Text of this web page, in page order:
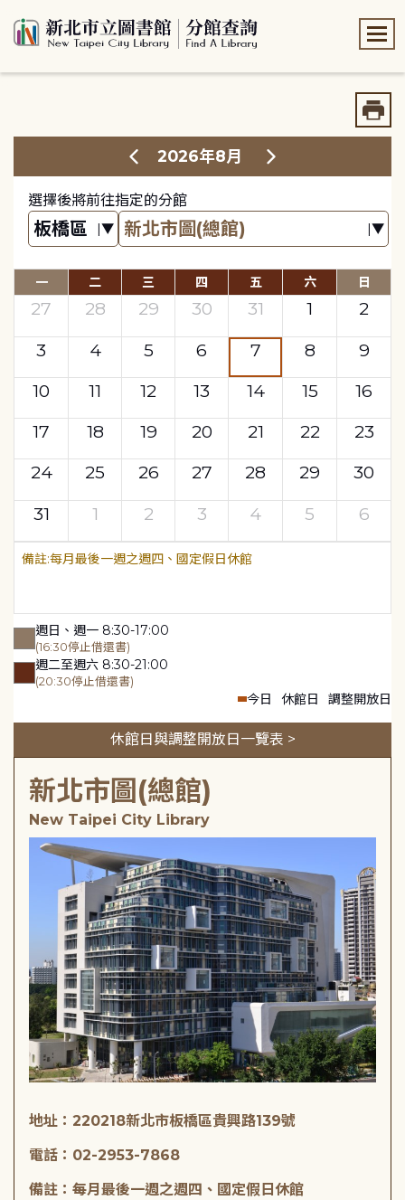
2026年8月
選擇後將前往指定的分館
一 二 三 四 五 六 日
27 28 29 30 31 1
2
3
4 5 6 7 8
9
10
11 12 13 14 15
16
17
18 19 20 21 22
23
24
25 26 27 28 29
30
31
1 2 3 4 5 6
每月最後一週之週四、國定假日休館
週日、週一 8:30-17:00
(16:30停止借還書)
週二至週六 8:30-21:00
(20:30停止借還書)
今日 休館日 調整開放日
休館日與調整開放日一覽表 >
新北市圖(總館)
New Taipei City Library
地址：220218新北市板橋區貴興路139號
電話：02-2953-7868
備註：每月最後一週之週四、國定假日休館